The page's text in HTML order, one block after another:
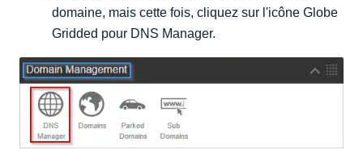
domaine, mais cette fois, cliquez sur l'icône Globe
Gridded pour DNS Manager.